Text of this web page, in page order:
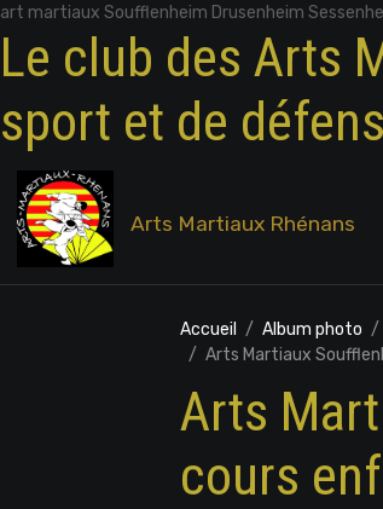
art martiaux Soufflenheim Drusenheim
Le club des Arts
sport et de
Arts Martiaux Rhénans
Accueil Album photo
Arts Martiaux
Arts
cours